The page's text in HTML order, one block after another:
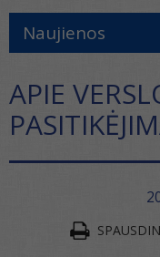
Naujienos
APIE